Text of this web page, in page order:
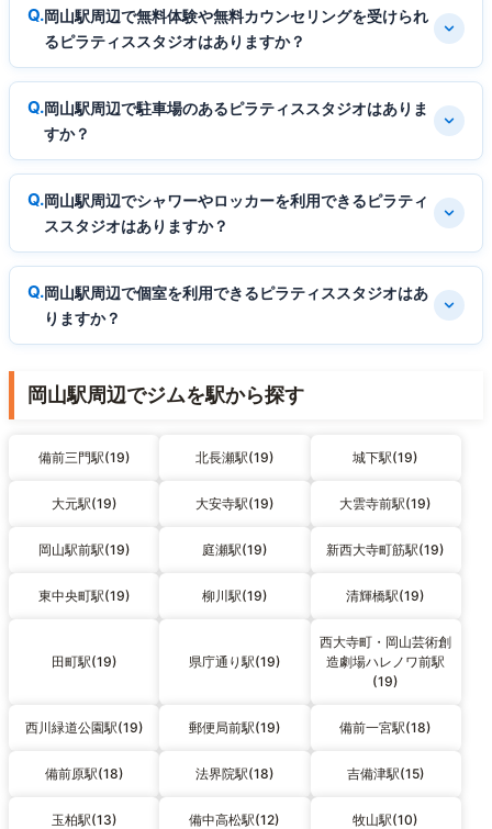
岡山駅周辺で無料体験や無料カウンセリングを受けられ
るピラティススタジオはありますか？
岡山駅周辺で駐車場のあるピラティススタジオはありま
すか？
岡山駅周辺でシャワーやロッカーを利用できるピラティ
ススタジオはありますか？
岡山駅周辺で個室を利用できるピラティススタジオはあ
りますか？
岡山駅周辺でジムを駅から探す
備前三門駅(19) 北長瀬駅(19) 城下駅(19)
大元駅(19) 大安寺駅(19) 大雲寺前駅(19)
岡山駅前駅(19) 庭瀬駅(19) 新西大寺町筋駅(19)
東中央町駅(19) 柳川駅(19) 清輝橋駅(19)
田町駅(19) 県庁通り駅(19)
西大寺町・岡山芸術創
造劇場ハレノワ前駅
(19)
西川緑道公園駅(19) 郵便局前駅(19) 備前一宮駅(18)
備前原駅(18) 法界院駅(18) 吉備津駅(15)
玉柏駅(13) 備中高松駅(12) 牧山駅(10)